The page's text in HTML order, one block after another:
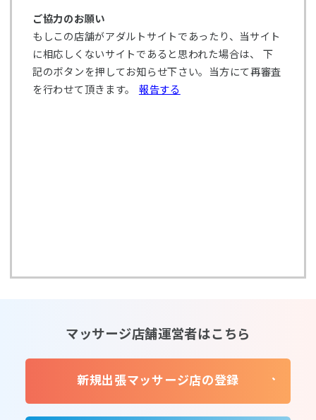
ご協力のお願い
もしこの店舗がアダルトサイトであったり、当サイト
に相応しくないサイトであると思われた場合は、 下
記のボタンを押してお知らせ下さい。当方にて再審査
を行わせて頂きます。 報告する
マッサージ店舗運営者はこちら
新規出張マッサージ店の登録